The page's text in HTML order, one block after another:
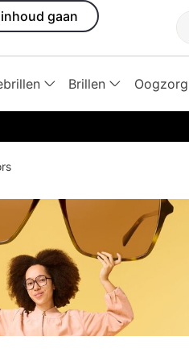
gaan
Brillen Oogzorg